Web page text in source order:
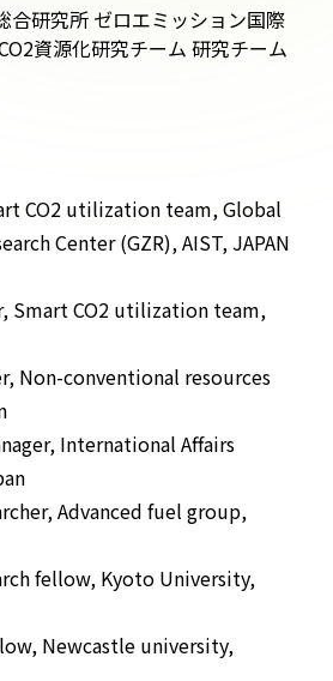
合研究所 ゼロエミッション国際
資源化研究チーム 研究チーム
CO2 utilization team, Global
Center (GZR), AIST, JAPAN
Smart CO2 utilization team,
Non-conventional resources
International Affairs
Advanced fuel group,
fellow, Kyoto University,
Newcastle university,